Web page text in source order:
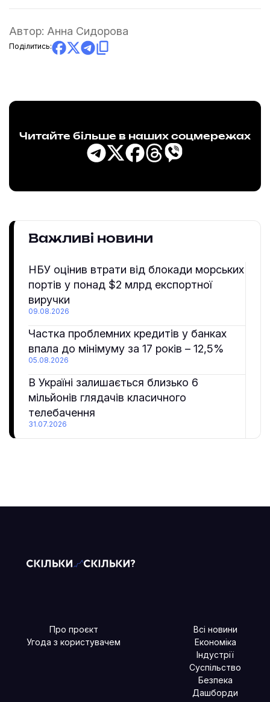
Автор: Анна Сидорова
Поділитись:
Читайте більше в наших соцмережах
Важливі новини
НБУ оцінив втрати від блокади морських
портів у понад $2 млрд експортної
виручки
09.08.2026
Частка проблемних кредитів у банках
впала до мінімуму за 17 років – 12,5%
05.08.2026
В Україні залишається близько 6
мільйонів глядачів класичного
телебачення
31.07.2026
Про проєкт
Угода з користувачем
Всі новини
Економіка
Індустрії
Суспільство
Безпека
Дашборди